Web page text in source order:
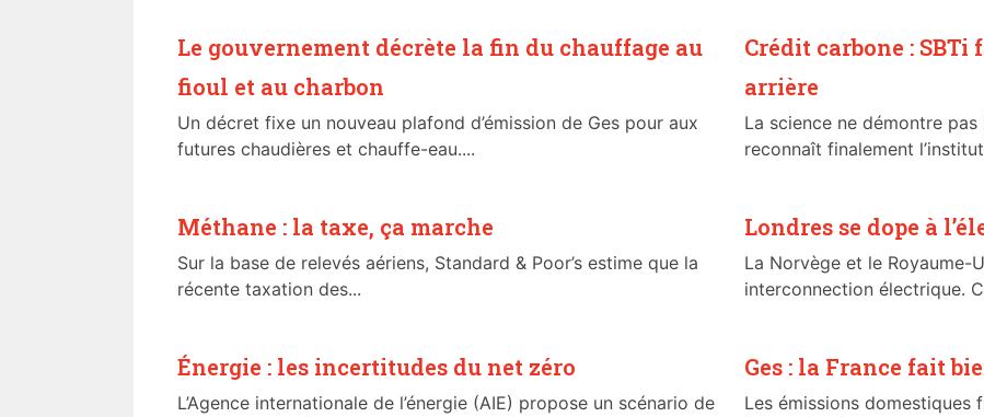
Le gouvernement décrète la fin du chauffage au
fioul et au charbon
Un décret fixe un nouveau plafond d’émission de Ges pour aux
futures chaudières et chauffe-eau....
Crédit carbone :
arrière
La science ne démontre
reconnaît finalement
Méthane : la taxe, ça marche
Sur la base de relevés aériens, Standard & Poor’s estime que la
récente taxation des...
Londres se dope à
La Norvège et le Royaume-
interconnection électrique.
Énergie : les incertitudes du net zéro
L’Agence internationale de l’énergie (AIE) propose un scénario de
Ges : la France fait
Les émissions domestiques